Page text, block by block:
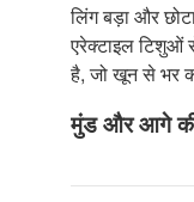
लिंग बड़ा और
एरेक्टाइल टिशुओं
है, जो खून से भर
मुंड और आगे